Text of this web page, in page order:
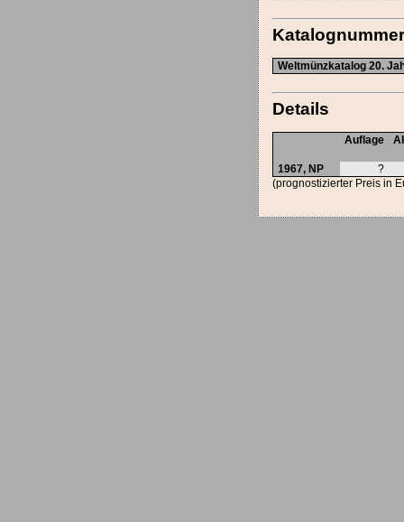
Weltmünzkatalog 20.
Details
Auflage
1967, NP
?
(prognostizierter Preis in